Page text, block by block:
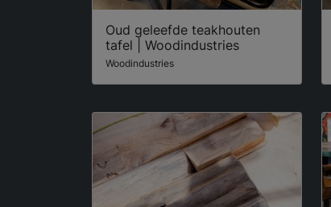
Oud geleefde teakhouten
tafel | Woodindustries
Woodindustries